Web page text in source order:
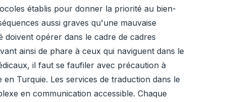
établis pour donner la priorité au bien-
aussi graves qu'une mauvaise
doivent opérer dans le cadre de cadres
ainsi de phare à ceux qui naviguent dans le
il faut se faufiler avec précaution à
Turquie. Les services de traduction dans le
en communication accessible. Chaque